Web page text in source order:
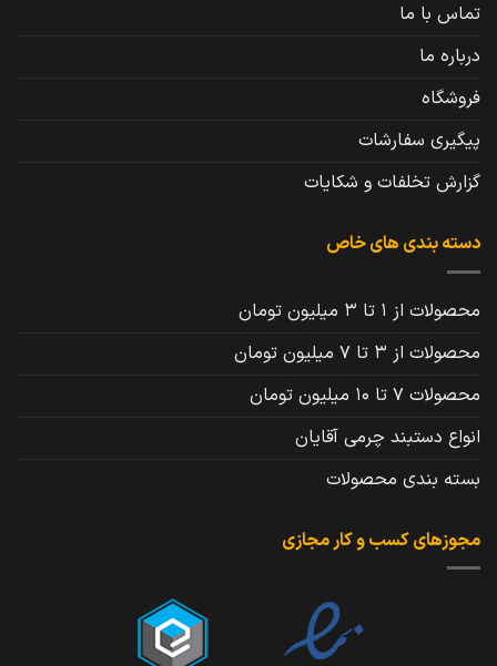
تماس با ما
درباره ما
فروشگاه
پیگیری سفارشات
گزارش تخلفات و شکایات
دسته بندی های خاص
محصولات از 1 تا 3 میلیون تومان
محصولات از 3 تا 7 میلیون تومان
محصولات 7 تا 10 میلیون تومان
انواع دستبند چرمی آقایان
بسته بندی محصولات
مجوزهای کسب و کار مجازی